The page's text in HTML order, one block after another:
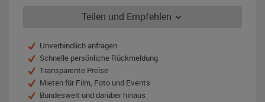
Teilen und Empfehlen
Unverbindlich anfragen
Schnelle persönliche Rückmeldung
Transparente Preise
Mieten für Film, Foto und Events
Bundesweit und darüber hinaus